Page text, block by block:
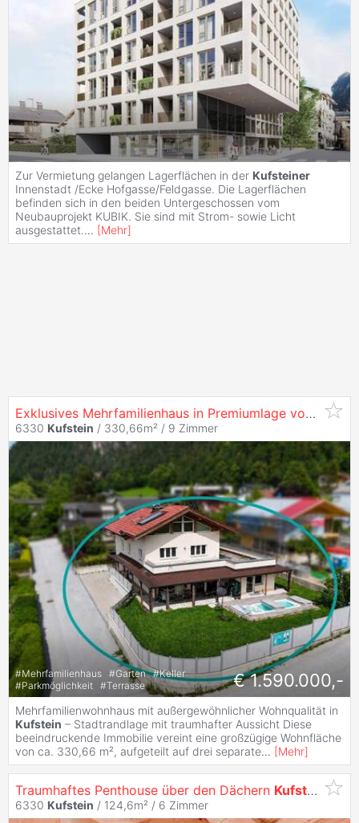
Zur Vermietung gelangen Lagerflächen in der Kufsteiner
Innenstadt /Ecke Hofgasse/Feldgasse. Die Lagerflächen
befinden sich in den beiden Untergeschossen vom
Neubauprojekt KUBIK. Sie sind mit Strom- sowie Licht
ausgestattet.... [Mehr]
Exklusives Mehrfamilienhaus in Premiumlage von
6330 Kufstein / 330,66m² / 9 Zimmer
#Mehrfamilienhaus #Garten #Keller
#Parkmöglichkeit #Terrasse € 1.590.000,-
Mehrfamilienwohnhaus mit außergewöhnlicher Wohnqualität in
Kufstein – Stadtrandlage mit traumhafter Aussicht Diese
beeindruckende Immobilie vereint eine großzügige Wohnfläche
von ca. 330,66 m², aufgeteilt auf drei separate... [Mehr]
Traumhaftes Penthouse über den Dächern Kufsteins
6330 Kufstein / 124,6m² / 6 Zimmer